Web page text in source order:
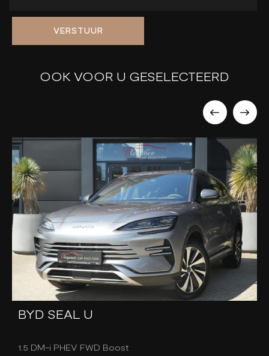
VERSTUUR
OOK VOOR U GESELECTEERD
BYD SEAL U
1.5 DM-i PHEV FWD Boost